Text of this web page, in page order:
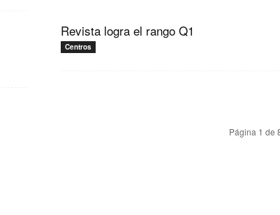
Revista logra el rango Q1
Centros
Página 1 de